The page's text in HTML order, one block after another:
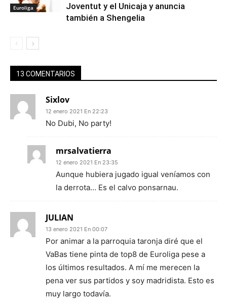
Euroliga
Joventut y el Unicaja y anuncia
también a Shengelia
13 COMENTARIOS
Sixlov
12 enero 2021 En 22:23
No Dubi, No party!
mrsalvatierra
12 enero 2021 En 23:35
Aunque hubiera jugado igual veníamos con
la derrota… Es el calvo ponsarnau.
JULIAN
13 enero 2021 En 00:07
Por animar a la parroquia taronja diré que el
VaBas tiene pinta de top8 de Euroliga pese a
los últimos resultados. A mí me merecen la
pena ver sus partidos y soy madridista. Esto es
muy largo todavía.